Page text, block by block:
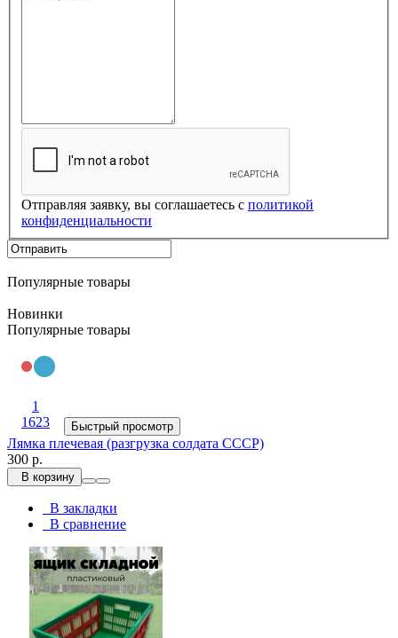
Отправляя заявку, вы соглашаетесь с политикой
конфиденциальности
Популярные товары
Новинки
Популярные товары
1
1623
Быстрый просмотр
Лямка плечевая (разгрузка солдата СССР)
300 р.
В корзину
В закладки
В сравнение